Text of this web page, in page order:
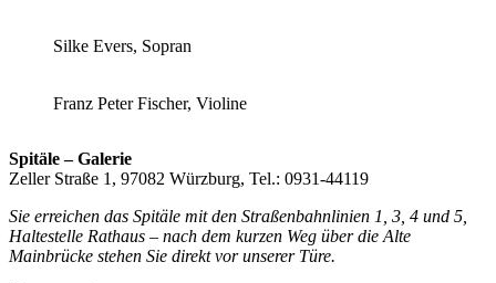
Silke Evers, Sopran
Franz Peter Fischer, Violine
Spitäle – Galerie
Zeller Straße 1, 97082 Würzburg, Tel.: 0931-44119
Sie erreichen das Spitäle mit den Straßenbahnlinien 1, 3, 4 und 5,
Haltestelle Rathaus – nach dem kurzen Weg über die Alte
Mainbrücke stehen Sie direkt vor unserer Türe.